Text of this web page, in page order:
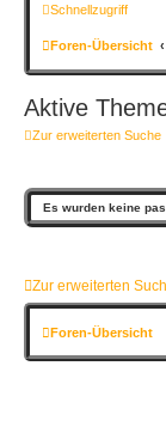
Schnellzugriff
Foren-Übersicht
Aktive
Zur erweiterten Suche
Es wurden keine
Zur erweiterten
Foren-Übersicht